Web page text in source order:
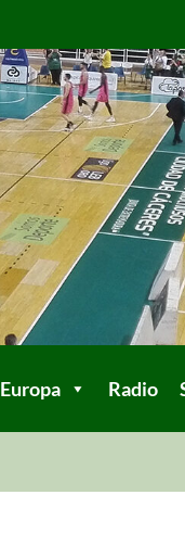
Europa Radio